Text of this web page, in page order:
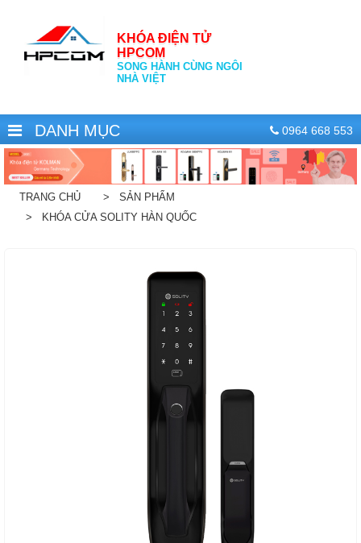
KHÓA ĐIỆN TỬ
HPCOM
SONG HÀNH CÙNG NGÔI
NHÀ VIỆT
DANH MỤC 0964 668 553
TRANG CHỦ
> SẢN PHẨM
> KHÓA CỬA SOLITY HÀN QUỐC